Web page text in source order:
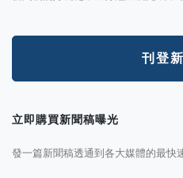
刊登
立即購買新聞稿曝光
發一篇新聞稿透通到各大媒體的最快